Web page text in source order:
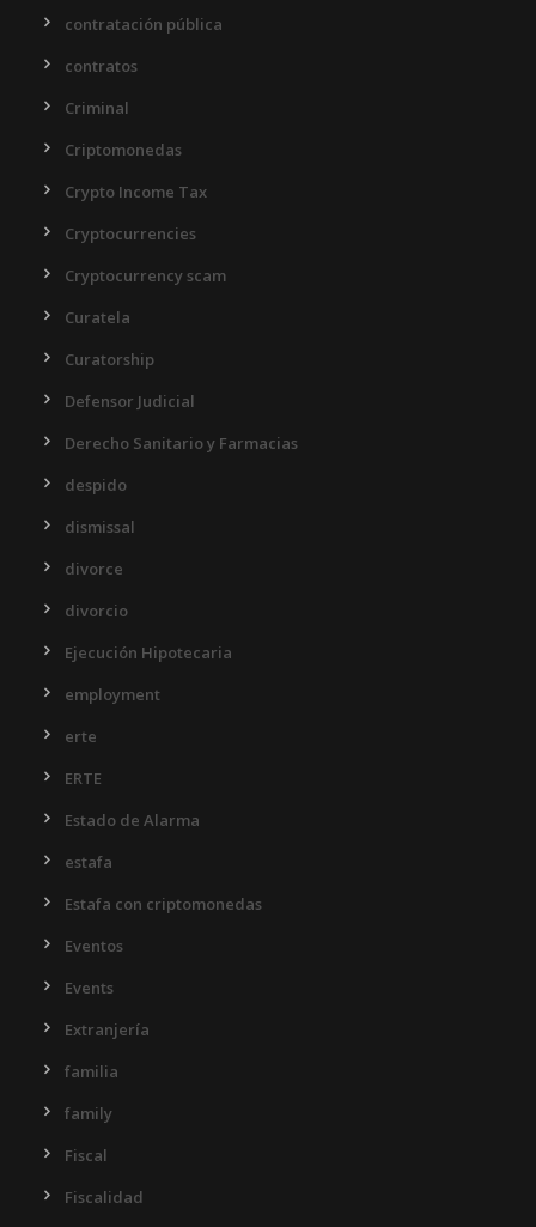
contratación pública
contratos
Criminal
Criptomonedas
Crypto Income Tax
Cryptocurrencies
Cryptocurrency scam
Curatela
Curatorship
Defensor Judicial
Derecho Sanitario y Farmacias
despido
dismissal
divorce
divorcio
Ejecución Hipotecaria
employment
erte
ERTE
Estado de Alarma
estafa
Estafa con criptomonedas
Eventos
Events
Extranjería
familia
family
Fiscal
Fiscalidad